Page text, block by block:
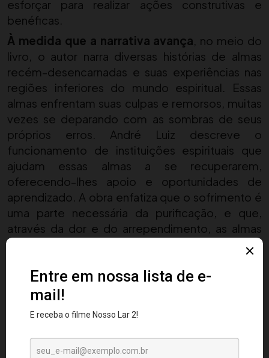
esforçar para realizar ações construtivas e
benéficas.
À medida que a narrativa avança, no meio do
livro, o autor narra diversas histórias de almas
recém-desencarnadas e suas experiências nas
regiões inferiores do mundo espiritual. Essas
almas enfrentam suas culpas e remorsos, muitas
vezes se deparando com as sombras de seus
próprios erros. André Luiz descreve o
funcionamento de instituições espirituais que
ajudam essas almas a se recuperarem,
oferecendo-lhes apoio e oportunidades de
aprendizado. A obra enfatiza que o sofrimento é
uma parte necessária da purificação, e que,
através da dor e do arrependimento, as almas
podem encontrar o caminho da regeneração.
espirituais, que atuam como mentores e
protetores, ajudando as almas a
compreenderem suas experiências e a buscarem
são essenciais para a recuperação das almas,